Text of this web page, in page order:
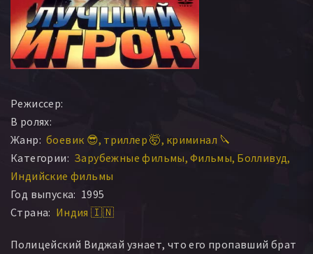
Режиссер:
В ролях:
Жанр: боевик 😎 триллер 🤯 криминал 🔪
Категории: Зарубежные фильмы Фильмы Болливуд
Индийские фильмы
Год выпуска: 1995
Страна: Индия 🇮🇳
Полицейский Виджай узнает, что его пропавший брат